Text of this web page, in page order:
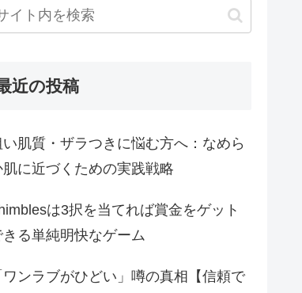
近の投稿
い肌質・ザラつきに悩む方へ：なめら
肌に近づくための実践戦略
は3択を当てれば賞金をゲット
きる単純明快なゲーム
ワンラブがひどい」噂の真相【信頼で